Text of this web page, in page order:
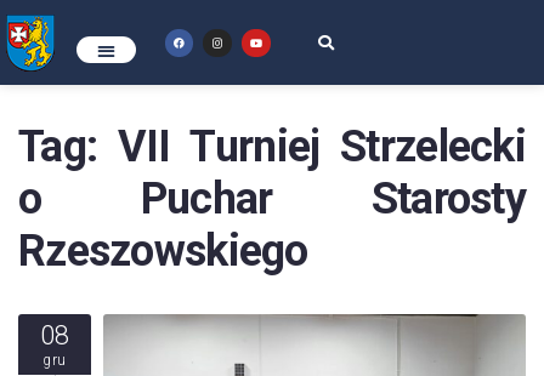
Tag: VII Turniej Strzelecki
o Puchar Starosty
Rzeszowskiego
08
gru